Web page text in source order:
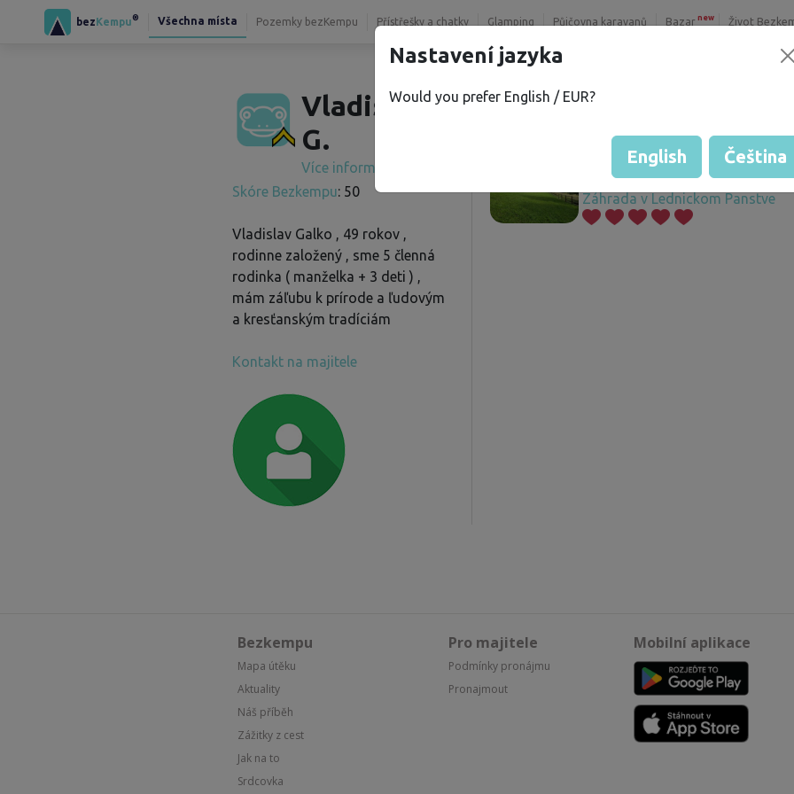
bezKempu® Všechna místa Pozemky bezKempu Přístřešky a chatky Glamping Půjčovna karavanů Bazar new Život
Vladislav
G.
Více informací
Skóre Bezkempu: 50
Vladislav Galko , 49 rokov ,
rodinne založený , sme 5 členná
rodinka ( manželka + 3 deti ) ,
mám záľubu k prírode a ľudovým
a kresťanským tradíciám
Kontakt na majitele
Záhrada v Lednickom Panstve
Bezkempu
Mapa útěku
Aktuality
Náš příběh
Zážitky z cest
Jak na to
Srdcovka
Pro majitele
Podmínky pronájmu
Pronajmout
Mobilní aplikace
Nastavení jazyka
Would you prefer English / EUR?
English Čeština